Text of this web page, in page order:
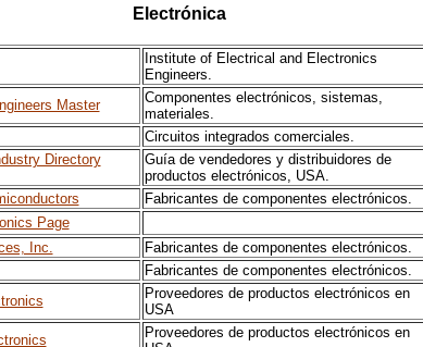
Electrónica
Institute of Electrical and Electronics
Engineers.
Master
Componentes electrónicos, sistemas,
materiales.
Circuitos integrados comerciales.
Directory
Guía de vendedores y distribuidores de
productos electrónicos, USA.
Fabricantes de componentes electrónicos.
Page
Inc.
Fabricantes de componentes electrónicos.
Fabricantes de componentes electrónicos.
Proveedores de productos electrónicos en
USA
Proveedores de productos electrónicos en